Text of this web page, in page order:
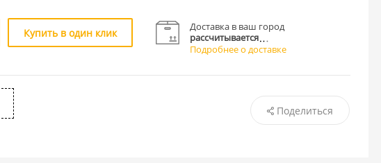
Купить в один клик
Доставка в ваш город
рассчитывается
Подробнее о доставке
Поделиться